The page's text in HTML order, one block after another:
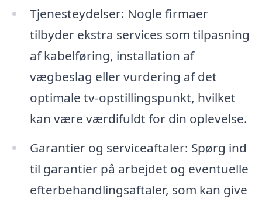
Tjenesteydelser: Nogle firmaer
tilbyder ekstra services som tilpasning
af kabelføring, installation af
vægbeslag eller vurdering af det
optimale tv-opstillingspunkt, hvilket
kan være værdifuldt for din oplevelse.
Garantier og serviceaftaler: Spørg ind
til garantier på arbejdet og eventuelle
efterbehandlingsaftaler, som kan give